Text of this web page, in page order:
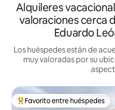
Alquileres
valoraciones cerca
Eduardo
Los huéspedes están de
muy valoradas por su
Favorito entre huéspedes
Favorito entre huéspedes